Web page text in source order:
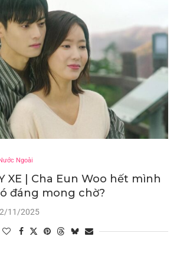
Ngoài
XE | Cha Eun Woo hết mình
đáng mong chờ?
11/2025